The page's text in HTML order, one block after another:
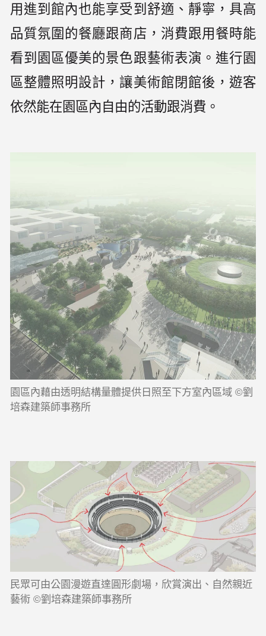
用進到館內也能享受到舒適、靜寧，具高
品質氛圍的餐廳跟商店，消費跟用餐時能
看到園區優美的景色跟藝術表演。進行園
區整體照明設計，讓美術館閉館後，遊客
依然能在園區內自由的活動跟消費。
園區內藉由透明結構量體提供日照至下方室內區域 ©劉
培森建築師事務所
民眾可由公園漫遊直達圓形劇場，欣賞演出、自然親近
藝術 ©劉培森建築師事務所